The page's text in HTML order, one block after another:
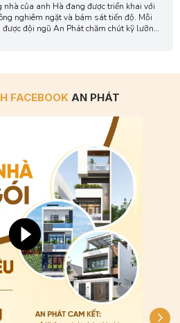
nhà của anh Hà đang được triển khai với
nghiêm ngặt và bám sát tiến độ. Mỗi
được đội ngũ An Phát chăm chút kỹ lưỡng,
FACEBOOK AN PHÁT